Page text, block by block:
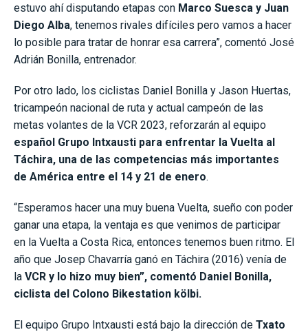
estuvo ahí disputando etapas con Marco Suesca y Juan
Diego Alba, tenemos rivales difíciles pero vamos a hacer
lo posible para tratar de honrar esa carrera”, comentó José
Adrián Bonilla, entrenador.
Por otro lado, los ciclistas Daniel Bonilla y Jason Huertas,
tricampeón nacional de ruta y actual campeón de las
metas volantes de la VCR 2023, reforzarán al equipo
español Grupo Intxausti para enfrentar la Vuelta al
Táchira, una de las competencias más importantes
de América entre el 14 y 21 de enero.
“Esperamos hacer una muy buena Vuelta, sueño con poder
ganar una etapa, la ventaja es que venimos de participar
en la Vuelta a Costa Rica, entonces tenemos buen ritmo. El
año que Josep Chavarría ganó en Táchira (2016) venía de
la VCR y lo hizo muy bien”, comentó Daniel Bonilla,
ciclista del Colono Bikestation kölbi.
El equipo Grupo Intxausti está bajo la dirección de Txato